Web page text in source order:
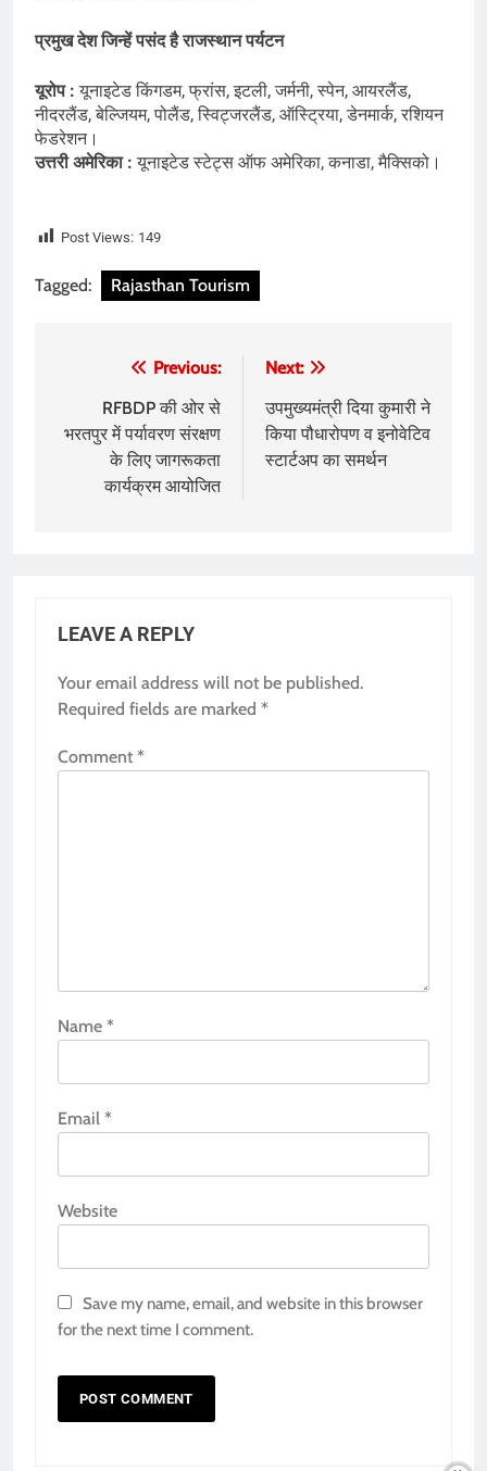
प्रमुख देश जिन्हें पसंद है राजस्थान पर्यटन
यूरोप :यूनाइटेड किंगडम, फ्रांस, इटली, जर्मनी, स्पेन, आयरलैंड,
नीदरलैंड, बेल्जियम, पोलैंड, स्विट्जरलैंड, ऑस्ट्रिया, डेनमार्क, रशियन
फेडरेशन।
उत्तरी अमेरिका :यूनाइटेड स्टेट्स ऑफ अमेरिका, कनाडा, मैक्सिको।
Post Views: 149
Tagged: Rajasthan Tourism
navigation
Previous:
RFBDP की ओर से
भरतपुर में पर्यावरण संरक्षण
के लिए जागरूकता
कार्यक्रम आयोजित
Next:
उपमुख्यमंत्री दिया कुमारी ने
किया पौधारोपण व इनोवेटिव
स्टार्टअप का समर्थन
LEAVE A REPLY
Your email address will not be published.
Required fields are marked *
Comment *
Name *
Email *
Website
Save my name, email, and website in this browser
for the next time I comment.